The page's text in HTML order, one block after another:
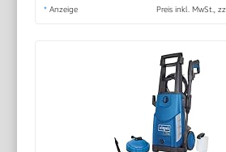
* Anzeige Preis inkl. MwSt.,